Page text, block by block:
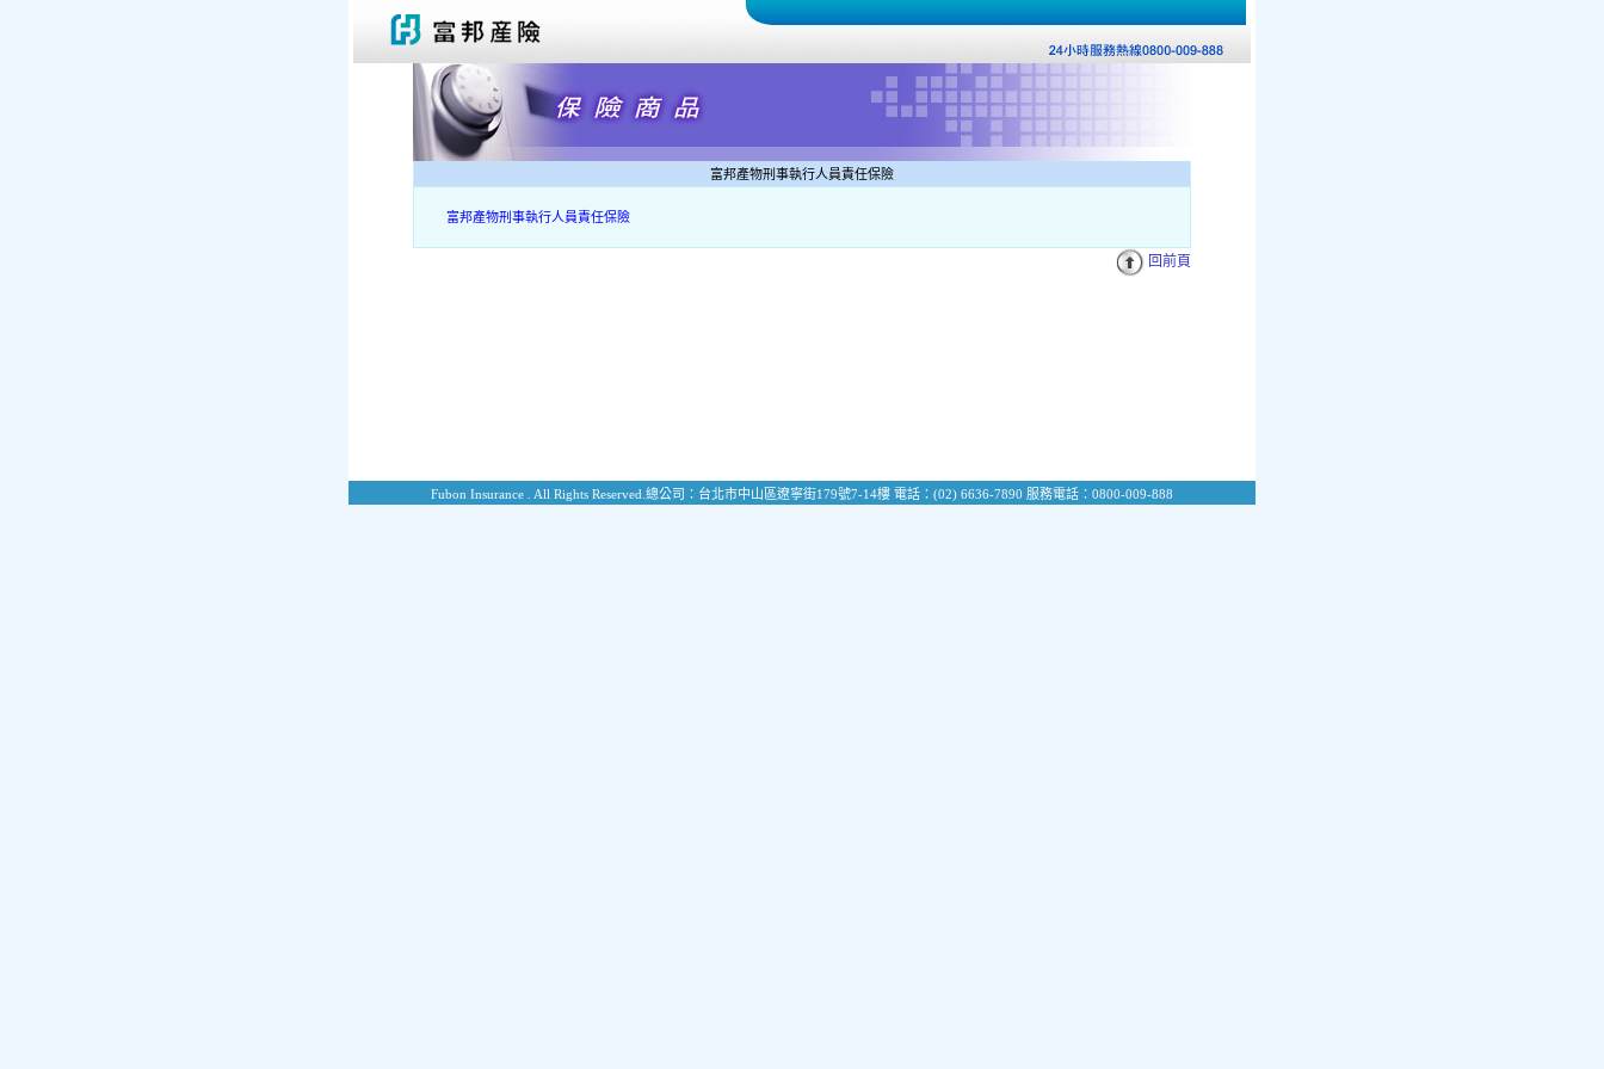
富邦產物刑事執行人員責任保險
富邦產物刑事執行人員責任保險
回前頁
Fubon Insurance . All Rights Reserved. 總公司：台北市中山區遼寧街179號7-14樓 電話：(02) 6636-7890 服務電話：0800-009-888